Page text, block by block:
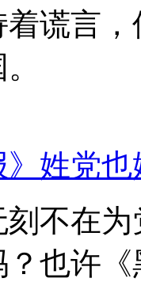
谎言
》姓党
刻不在
也许